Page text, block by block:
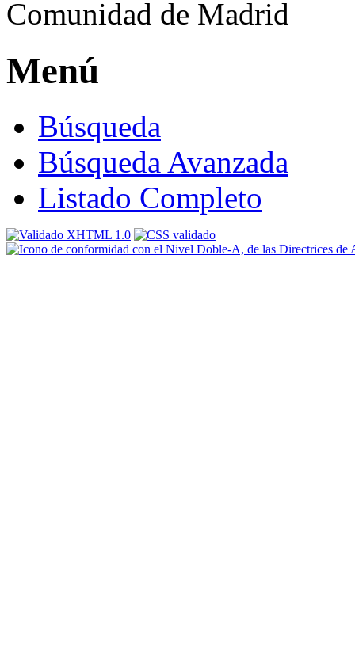
Menú
Búsqueda
Búsqueda Avanzada
Listado Completo